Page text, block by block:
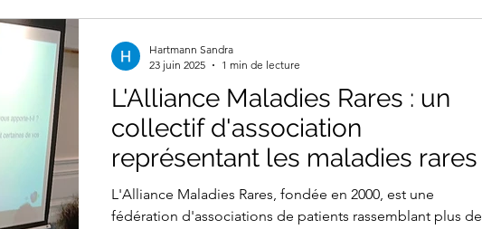
Syndrome de Cowden
L'Alliance Maladies Rares : un
collectif d'association
représentant les maladies rares
L'Alliance Maladies Rares, fondée en 2000, est une
fédération d'associations de patients rassemblant plus de
Hartmann Sandra
23 juin 2025
1 min de lecture